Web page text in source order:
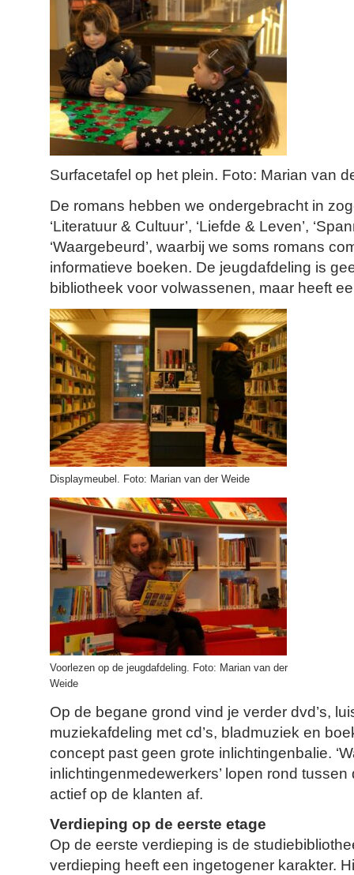
Surfacetafel op het plein. Foto: Marian van
De romans hebben we ondergebracht in
‘Literatuur & Cultuur’, ‘Liefde & Leven’,
‘Waargebeurd’, waarbij we soms romans
informatieve boeken. De jeugdafdeling is
bibliotheek voor volwassenen, maar heeft
Displaymeubel. Foto: Marian van der Weide
Voorlezen op de jeugdafdeling. Foto: Marian van der
Weide
Op de begane grond vind je verder dvd’s,
muziekafdeling met cd’s, bladmuziek en
concept past geen grote inlichtingenbalie.
inlichtingenmedewerkers’ lopen rond
actief op de klanten af.
Verdieping op de eerste etage
Op de eerste verdieping is de
verdieping heeft een ingetogener karakter.